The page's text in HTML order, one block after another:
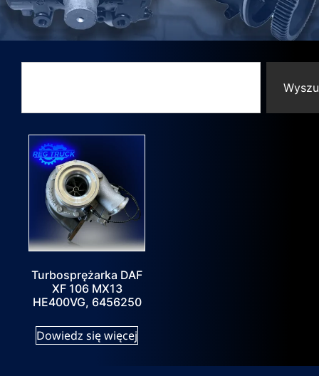
Turbosprężarka DAF
XF 106 MX13
HE400VG, 6456250
Dowiedz się więcej